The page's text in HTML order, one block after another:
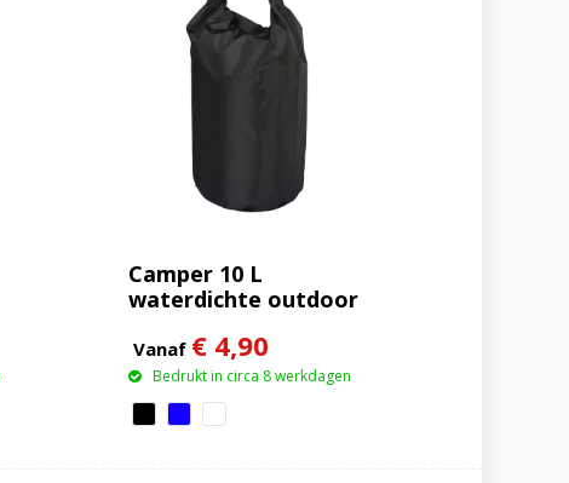
Camper 10 L
waterdichte outdoor
Vanaf € 4,90
Bedrukt in circa 8 werkdagen